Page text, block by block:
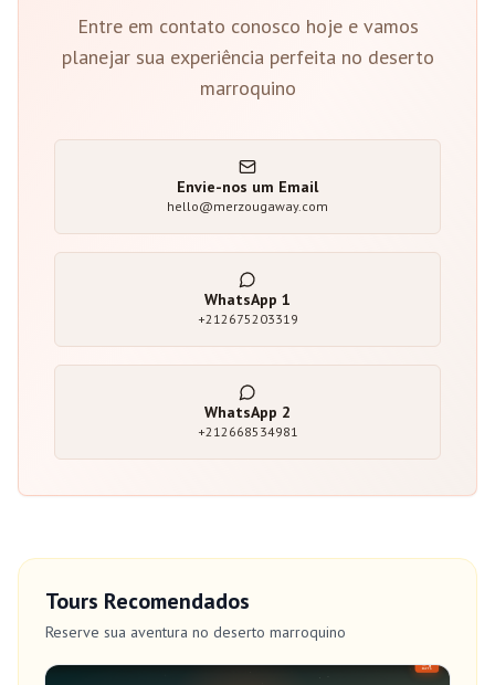
Entre em contato conosco hoje e vamos
planejar sua experiência perfeita no deserto
marroquino
Envie-nos um Email
hello@merzougaway.com
WhatsApp 1
+212675203319
WhatsApp 2
+212668534981
Tours Recomendados
Reserve sua aventura no deserto marroquino